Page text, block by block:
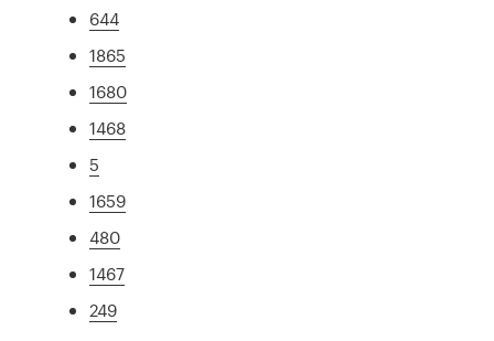
644
1865
1680
1468
5
1659
480
1467
249